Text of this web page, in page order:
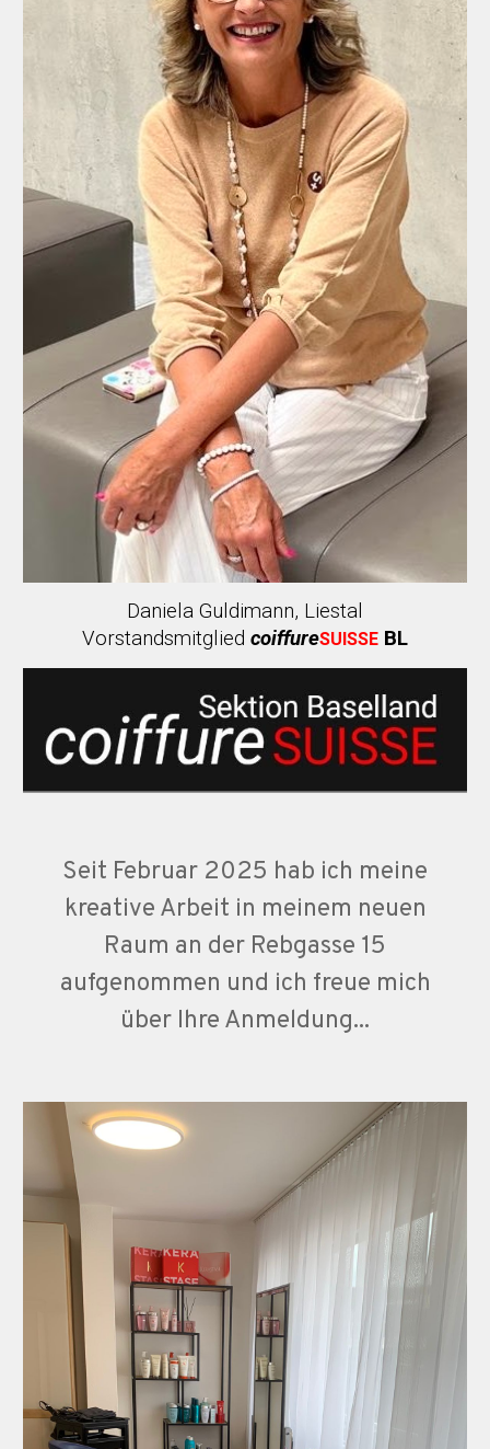
Daniela Guldimann, Liestal
Vorstandsmitglied coiffureSUISSE BL
Seit Februar 2025 hab ich meine
kreative Arbeit in meinem neuen
Raum an der Rebgasse 15
aufgenommen und ich freue mich
über Ihre Anmeldung...